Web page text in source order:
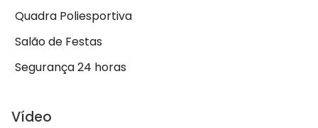
Quadra Poliesportiva
Salão de Festas
Segurança 24 horas
Vídeo